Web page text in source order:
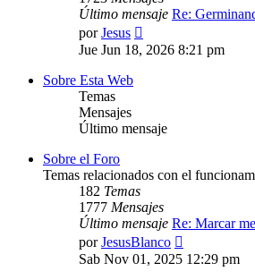
Último mensaje Re:
porJesus
último
Jue Jun 18, 2026 8:21 pm
Sobre Esta Web
Temas
Mensajes
Último mensaje
Sobre el Foro
Temas relacionados con el
182 Temas
1777 Mensajes
Último mensaje Re: Marcar
porJesusBlanco
último
mensaje
Sab Nov 01, 2025 12:29 pm